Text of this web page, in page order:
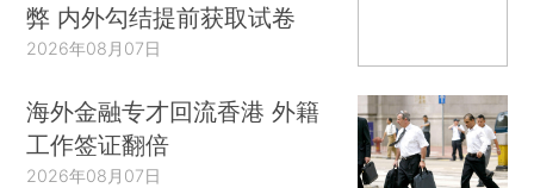
弊 内外勾结提前获取试卷
2026年08月07日
海外金融专才回流香港 外籍
工作签证翻倍
2026年08月07日